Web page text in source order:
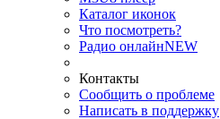
Каталог иконок
Что посмотреть?
Радио онлайнNEW
Контакты
Сообщить о проблеме
Написать в поддержку